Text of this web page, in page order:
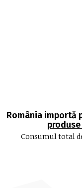
România importă
Consumul total